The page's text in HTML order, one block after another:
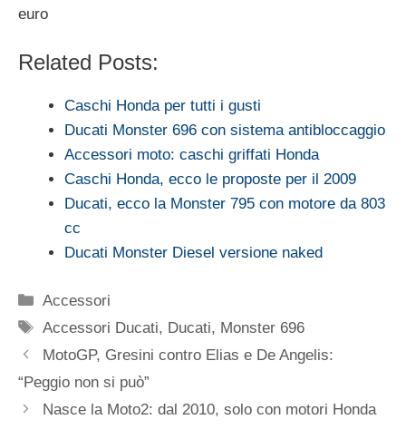
euro
Related Posts:
Caschi Honda per tutti i gusti
Ducati Monster 696 con sistema antibloccaggio
Accessori moto: caschi griffati Honda
Caschi Honda, ecco le proposte per il 2009
Ducati, ecco la Monster 795 con motore da 803
cc
Ducati Monster Diesel versione naked
Categorie
Accessori
Tag
Accessori Ducati, Ducati, Monster 696
MotoGP, Gresini contro Elias e De Angelis:
“Peggio non si può”
Nasce la Moto2: dal 2010, solo con motori Honda